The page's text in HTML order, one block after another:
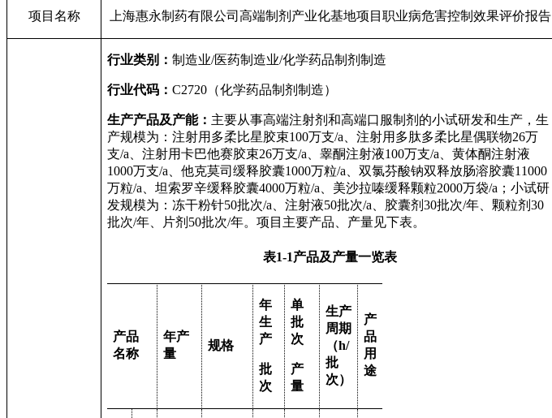
项目名称 上海惠永制药有限公司高端制剂产业化基地项目职业病危害控制效果评价报告
行业类别： 制造业/医药制造业/化学药品制剂制造
行业代码： C2720 （化学药品制剂制 造）
生产产品及产能： 主要从事高端注射剂和高端口服制剂的小试研发和生产，生
产规模为：注射用多柔比星胶束100万支/a 、注射用多肽多柔比星偶联物26万
支/a 、注射用卡巴他赛胶束26万支/a 、睾酮注射液100万支/a 、黄体酮注射液
1000万支/a 、他克莫司缓释胶囊1000万粒/a 、双氯芬酸钠双释放肠溶胶囊11000
万粒/a 、坦索罗辛缓释胶囊4000万粒/a 、美沙拉嗪缓释颗粒2000万袋/a ；小试研
发规模为：冻干粉针50批次/a 、注射液50批次/a 、胶囊剂 30批次/年、颗粒剂 30
批次/年、片剂 50批次/年。 项目主要产品、产量见下表。
表1-1产品及产量一览表
产品
名称
年产
量
规格
年
生
产
批
次
单
批
次
产
量
生产
周期
（h/
批
次）
产
品
用
途